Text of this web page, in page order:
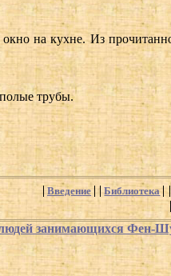
на кухне. Из
трубы.
Введение Библиотека
занимающихся Фен-